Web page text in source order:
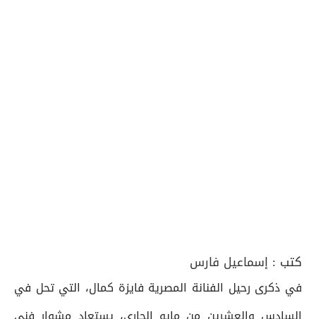
كتب : إسماعيل فارس
في ذكرى رحيل الفنانة المصرية فايزة كمال، التي تحل في